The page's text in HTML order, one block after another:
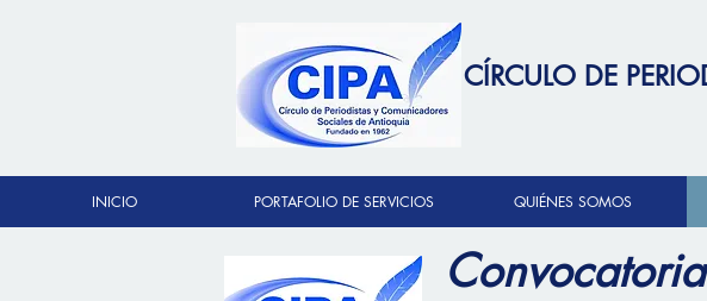
CÍRCULO DE
INICIO PORTAFOLIO DE SERVICIOS QUIÉNES SOMOS